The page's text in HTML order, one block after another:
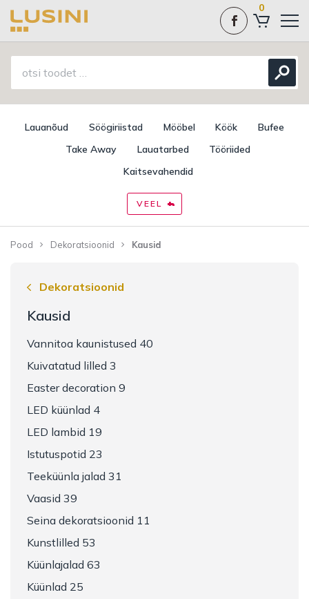
0
Lauanõud Söögiriistad Mööbel Köök
Bufee
Take Away
Lauatarbed
Tööriided
Kaitsevahendid
VEEL
Pood Dekoratsioonid Kausid
Dekoratsioonid
Kausid
Vannitoa kaunistused 40
Kuivatatud lilled 3
Easter decoration 9
LED küünlad 4
LED lambid 19
Istutuspotid 23
Teeküünla jalad 31
Vaasid 39
Seina dekoratsioonid 11
Kunstlilled 53
Küünlajalad 63
Küünlad 25